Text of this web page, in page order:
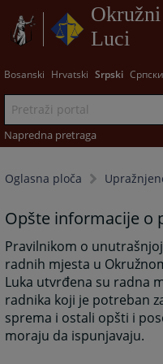
Luci
Bosanski Hrvatski Srpski Српски
Napredna pretraga
Oglasna ploča
Opšte informacije o
Pravilnikom o
radnih mjesta u
Luka utvrđena su radna
radnika koji je potreban
sprema i ostali opšti i
moraju da ispunjavaju.